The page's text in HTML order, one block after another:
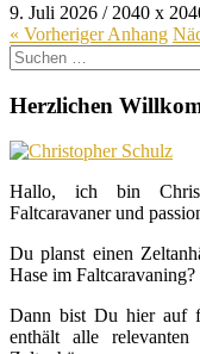
9. Juli 2026 / 2040 x
« VorherigerAnhang
Suchen
nach:
Herzlichen
Hallo, ich bin
Faltcaravaner und
Du planst einen
Hase im Faltcaravaning?
Dann bist Du hier auf
enthält alle